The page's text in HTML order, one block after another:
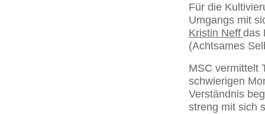
Für die
Umgangs mit
Kristin Neffdas
(Achtsames
MSC vermittelt
schwierigen
Verständnis
streng mit sich